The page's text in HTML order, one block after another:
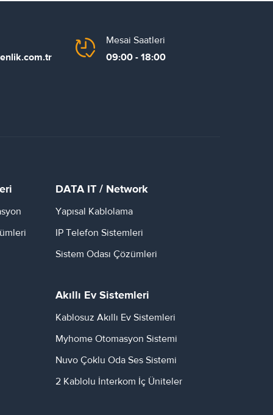
Mesai Saatleri
09:00 - 18:00
DATA IT / Network
Yapısal Kablolama
IP Telefon Sistemleri
Sistem Odası Çözümleri
Akıllı Ev Sistemleri
Kablosuz Akıllı Ev Sistemleri
Myhome Otomasyon Sistemi
Nuvo Çoklu Oda Ses Sistemi
2 Kablolu İnterkom İç Üniteler